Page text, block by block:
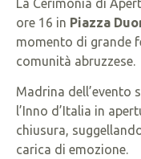
ore 16 in Piazza
momento di grande
comunità abruzzese.
Madrina dell’evento
l’Inno d’Italia in
chiusura,
carica di emozione.